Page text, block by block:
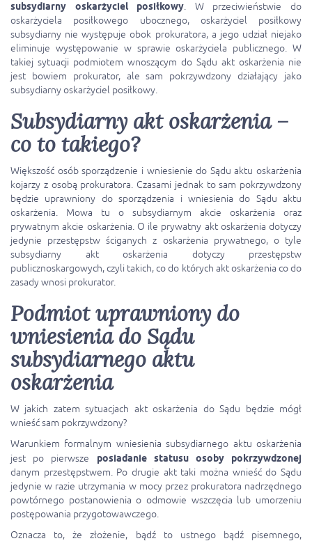
subsydiarny oskarżyciel posiłkowy. W przeciwieństwie do
oskarżyciela posiłkowego ubocznego, oskarżyciel posiłkowy
subsydiarny nie występuje obok prokuratora, a jego udział niejako
eliminuje występowanie w sprawie oskarżyciela publicznego. W
takiej sytuacji podmiotem wnoszącym do Sądu akt oskarżenia nie
jest bowiem prokurator, ale sam pokrzywdzony działający jako
subsydiarny oskarżyciel posiłkowy.
Subsydiarny akt oskarżenia –
co to takiego?
Większość osób sporządzenie i wniesienie do Sądu aktu oskarżenia
kojarzy z osobą prokuratora. Czasami jednak to sam pokrzywdzony
będzie uprawniony do sporządzenia i wniesienia do Sądu aktu
oskarżenia. Mowa tu o subsydiarnym akcie oskarżenia oraz
prywatnym akcie oskarżenia. O ile prywatny akt oskarżenia dotyczy
jedynie przestępstw ściganych z oskarżenia prywatnego, o tyle
subsydiarny akt oskarżenia dotyczy przestępstw
publicznoskargowych, czyli takich, co do których akt oskarżenia co do
zasady wnosi prokurator.
Podmiot uprawniony do
wniesienia do Sądu
subsydiarnego aktu
oskarżenia
W jakich zatem sytuacjach akt oskarżenia do Sądu będzie mógł
wnieść sam pokrzywdzony?
Warunkiem formalnym wniesienia subsydiarnego aktu oskarżenia
jest po pierwsze
posiadanie statusu osoby pokrzywdzonej
danym przestępstwem. Po drugie akt taki można wnieść do Sądu
jedynie w razie utrzymania w mocy przez prokuratora nadrzędnego
powtórnego postanowienia o odmowie wszczęcia lub umorzeniu
postępowania przygotowawczego.
Oznacza to, że złożenie, bądź to ustnego bądź pisemnego,